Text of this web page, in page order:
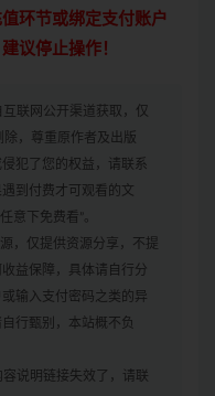
环节或绑定支付账户
议停止操作！
联网公开渠道获取，仅
，尊重原作者及出版
犯了您的权益，请联系
到付费才可观看的文
意下免费看”。
，仅提供资源分享，不提
益保障，具体请自行分
输入支付密码之类的异
行甄别，本站概不负
说明链接失效了，请联